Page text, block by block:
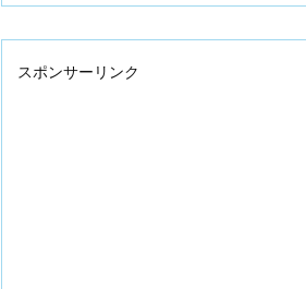
スポンサーリンク